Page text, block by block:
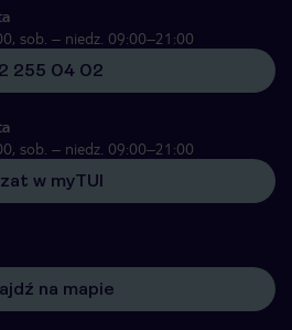
sob. – niedz. 09:00–21:00
255 04 02
sob. – niedz. 09:00–21:00
w myTUI
na mapie